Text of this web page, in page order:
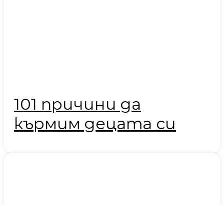
101 причини да
кърмим децата си